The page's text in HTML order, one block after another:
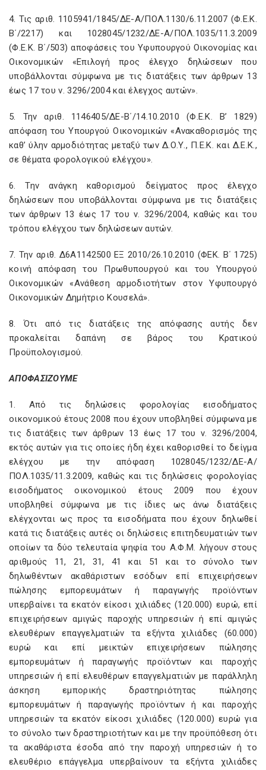
4. Τις αριθ. 1105941/1845/ΔΕ-Α/ΠΟΛ.1130/6.11.2007 (Φ.Ε.Κ.
Β΄/2217) και 1028045/1232/ΔΕ-Α/ΠΟΛ.1035/11.3.2009
(Φ.Ε.Κ. Β΄/503) αποφάσεις του Υφυπουργού Οικονομίας και
Οικονομικών «Επιλογή προς έλεγχο δηλώσεων που
υποβάλλονται σύμφωνα με τις διατάξεις των άρθρων 13
έως 17 του ν. 3296/2004 και έλεγχος αυτών».
5. Την αριθ. 1146405/ΔΕ-Β΄/14.10.2010 (Φ.Ε.Κ. Β’ 1829)
απόφαση του Υπουργού Οικονομικών «Ανακαθορισμός της
καθ’ ύλην αρμοδιότητας μεταξύ των Δ.Ο.Υ., Π.Ε.Κ. και Δ.Ε.Κ.,
σε θέματα φορολογικού ελέγχου».
6. Την ανάγκη καθορισμού δείγματος προς έλεγχο
δηλώσεων που υποβάλλονται σύμφωνα με τις διατάξεις
των άρθρων 13 έως 17 του ν. 3296/2004, καθώς και του
τρόπου ελέγχου των δηλώσεων αυτών.
7. Την αριθ. Δ6Α1142500 ΕΞ 2010/26.10.2010 (ΦΕΚ. Β΄ 1725)
κοινή απόφαση του Πρωθυπουργού και του Υπουργού
Οικονομικών «Ανάθεση αρμοδιοτήτων στον Υφυπουργό
Οικονομικών Δημήτριο Κουσελά».
8. Ότι από τις διατάξεις της απόφασης αυτής δεν
προκαλείται δαπάνη σε βάρος του Κρατικού
Προϋπολογισμού.
ΑΠΟΦΑΣΙΖΟΥΜΕ
1. Από τις δηλώσεις φορολογίας εισοδήματος
οικονομικού έτους 2008 που έχουν υποβληθεί σύμφωνα με
τις διατάξεις των άρθρων 13 έως 17 του ν. 3296/2004,
εκτός αυτών για τις οποίες ήδη έχει καθορισθεί το δείγμα
ελέγχου με την απόφαση 1028045/1232/ΔΕ-Α/
ΠΟΛ.1035/11.3.2009, καθώς και τις δηλώσεις φορολογίας
εισοδήματος οικονομικού έτους 2009 που έχουν
υποβληθεί σύμφωνα με τις ίδιες ως άνω διατάξεις
ελέγχονται ως προς τα εισοδήματα που έχουν δηλωθεί
κατά τις διατάξεις αυτές οι δηλώσεις επιτηδευματιών των
οποίων τα δύο τελευταία ψηφία του Α.Φ.Μ. λήγουν στους
αριθμούς 11, 21, 31, 41 και 51 και το σύνολο των
δηλωθέντων ακαθάριστων εσόδων επί επιχειρήσεων
πώλησης εμπορευμάτων ή παραγωγής προϊόντων
υπερβαίνει τα εκατόν είκοσι χιλιάδες (120.000) ευρώ, επί
επιχειρήσεων αμιγώς παροχής υπηρεσιών ή επί αμιγώς
ελευθέρων επαγγελματιών τα εξήντα χιλιάδες (60.000)
ευρώ και επί μεικτών επιχειρήσεων πώλησης
εμπορευμάτων ή παραγωγής προϊόντων και παροχής
υπηρεσιών ή επί ελευθέρων επαγγελματιών με παράλληλη
άσκηση εμπορικής δραστηριότητας πώλησης
εμπορευμάτων ή παραγωγής προϊόντων ή και παροχής
υπηρεσιών τα εκατόν είκοσι χιλιάδες (120.000) ευρώ για
το σύνολο των δραστηριοτήτων και με την προϋπόθεση ότι
τα ακαθάριστα έσοδα από την παροχή υπηρεσιών ή το
ελευθέριο επάγγελμα υπερβαίνουν τα εξήντα χιλιάδες